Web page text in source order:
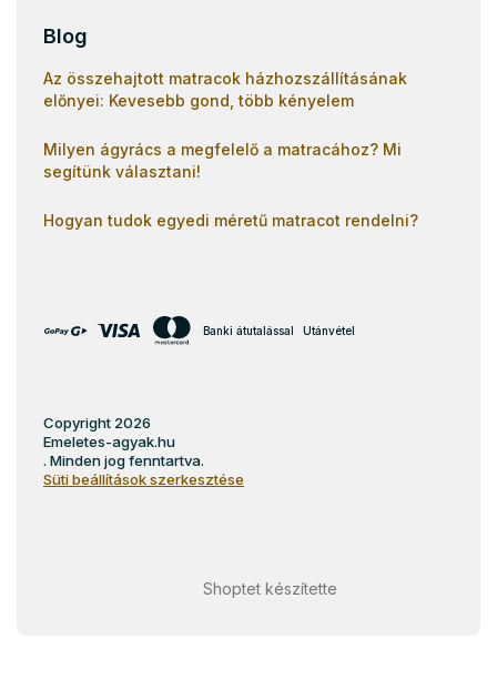
Blog
Az összehajtott matracok házhozszállításának
előnyei: Kevesebb gond, több kényelem
Milyen ágyrács a megfelelő a matracához? Mi
segítünk választani!
Hogyan tudok egyedi méretű matracot rendelni?
Banki átutalással Utánvétel
Shoptet készítette
Copyright 2026
Emeletes-agyak.hu
. Minden jog fenntartva.
Süti beállítások szerkesztése